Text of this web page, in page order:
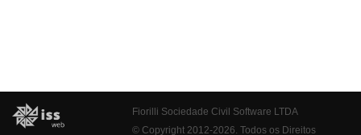
Fiorilli Sociedade Civil Software LTDA
© Copyright 2012-2026. Todos os Direitos